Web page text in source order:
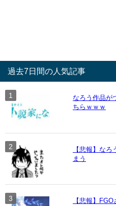
過去7日間の人気記事
なろう作品が
ちらｗｗｗ
【悲報】な
まう
【悲報】